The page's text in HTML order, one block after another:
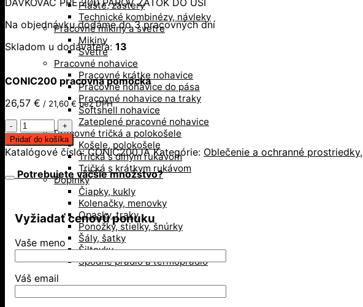
Plášte, zástery
Technické kombinézy, návleky
Pracovné mikiny a svetre
Mikiny
Svetre
Pracovné nohavice
Pracovné krátke nohavice
Pracovné nohavice do pása
Pracovné nohavice na traky
Softshell nohavice
Zateplené pracovné nohavice
Pracovné tričká a polokošele
Košele, polokošele
Tričká s dlhým rukávom
Tričká s krátkym rukávom
Doplnky
Čiapky, kukly
Kolenačky, menovky
Opasky, traky
Ponožky, stielky, šnúrky
Šály, šatky
Šiltovky
Spodné prádlo a termoprádlo
Na objednávku dodáme do 3 pracovných dní
Skladom u dodávateľa: 13
CONIC200 pracovná pomôcka
26,57 € / 21,60 € bez DPH
množstvo
CONIC200
pracovná
pomôcka
Pridať do košíka
Katalógové číslo:CONIC200JA Kategórie: Oblečenie a ochranné prostriedky,
Potrebujete väčšie množstvo?
Vyžiadať cenovú ponuku
Vaše meno
Váš email